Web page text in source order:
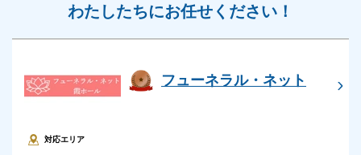
ります。
フューネラル・ネット 霞ホールの詳細情報
ご紹介します。
わたしたちにお任せください！
フューネラル・ネット
対応エリア